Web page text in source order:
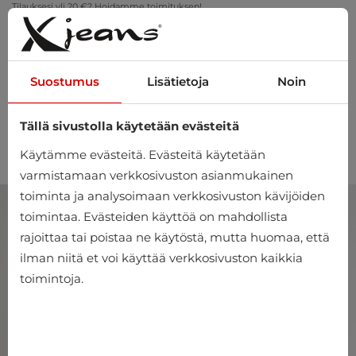
Tilauksesi yli 20 €? Hoidamme toimituksen!
Sovita kotona – ilmainen palautus 14 päivän kuluessa
0
Suostumus Lisätietoja Noin
Tällä sivustolla käytetään evästeitä
Käytämme evästeitä. Evästeitä käytetään
varmistamaan verkkosivuston asianmukainen
toiminta ja analysoimaan verkkosivuston kävijöiden
toimintaa. Evästeiden käyttöä on mahdollista
rajoittaa tai poistaa ne käytöstä, mutta huomaa, että
ilman niitä et voi käyttää verkkosivuston kaikkia
toimintoja.